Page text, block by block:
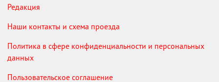
Редакция
Наши контакты и схема проезда
Политика в сфере конфиденциальности и персональных
данных
Пользовательское соглашение